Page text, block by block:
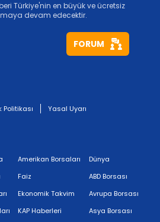
Türkiye'nin en büyük ve ücretsiz
devam edecektir.
FORUM
Politikası Yasal Uyarı
Amerikan Borsaları
Faiz
Ekonomik Takvim
KAP Haberleri
Dünya
ABD Borsası
Avrupa Borsası
Asya Borsası